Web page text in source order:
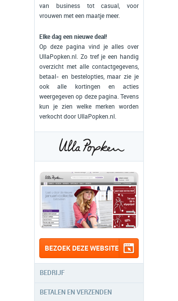
van business tot casual, voor
vrouwen met een maatje meer.
Elke dag een nieuwe deal!
Op deze pagina vind je alles over
UllaPopken.nl. Zo tref je een handig
overzicht met alle contactgegevens,
betaal- en bestelopties, maar zie je
ook alle kortingen en acties
weergegeven op deze pagina. Tevens
kun je zien welke merken worden
verkocht door UllaPopken.nl.
BEZOEK DEZE WEBSITE
BEDRIJF
BETALEN EN VERZENDEN